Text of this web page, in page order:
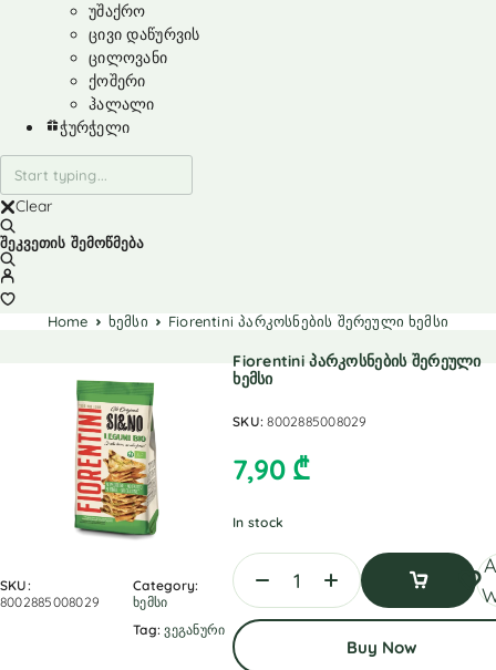
უშაქრო
ცივი დაწურვის
ცილოვანი
ქოშერი
ჰალალი
ჭურჭელი
Clear
შეკვეთის შემოწმება
Home ხემსი Fiorentini პარკოსნების შერეული ხემსი
SKU:
8002885008029
Category:
ხემსი
Tag:ვეგანური
Fiorentini პარკოსნების შერეული
ხემსი
SKU:8002885008029
7,90 ₾
In stock
To
Buy Now